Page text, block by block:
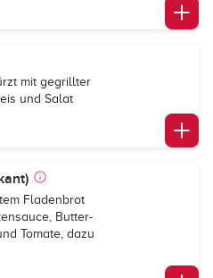
mit gegrillter
und Salat
Fladenbrot
Butter-
Tomate, dazu